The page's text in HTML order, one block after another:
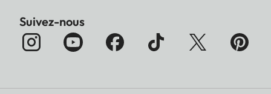
Suivez-nous